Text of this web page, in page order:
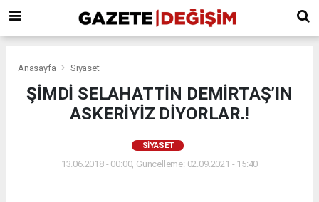
Anasayfa Siyaset
ŞİMDİ SELAHATTİN DEMİRTAŞ’IN
ASKERİYİZ DİYORLAR.!
SIYASET
13.06.2018 - 00:00, Güncelleme: 02.09.2021 - 15:40